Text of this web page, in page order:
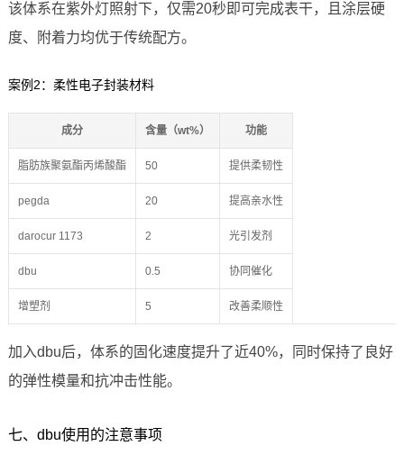
该体系在紫外灯照射下，仅需20秒即可完成表干，且涂层硬
度、附着力均优于传统配方。
案例2：柔性电子封装材料
成分 含量（wt%） 功能
脂肪族聚氨酯丙烯酸酯 50 提供柔韧性
pegda 20 提高亲水性
darocur 1173 2 光引发剂
dbu 0.5 协同催化
增塑剂 5 改善柔顺性
加入dbu后，体系的固化速度提升了近40%，同时保持了良好
的弹性模量和抗冲击性能。
七、dbu使用的注意事项